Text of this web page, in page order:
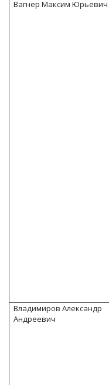
Вагнер Максим Юрьевич
Владимиров Александр
Андреевич